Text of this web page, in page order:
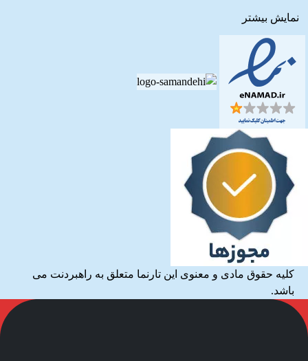
نمایش بیشتر
کلیه حقوق مادی و معنوی این تارنما متعلق به راهبردنت می
باشد.